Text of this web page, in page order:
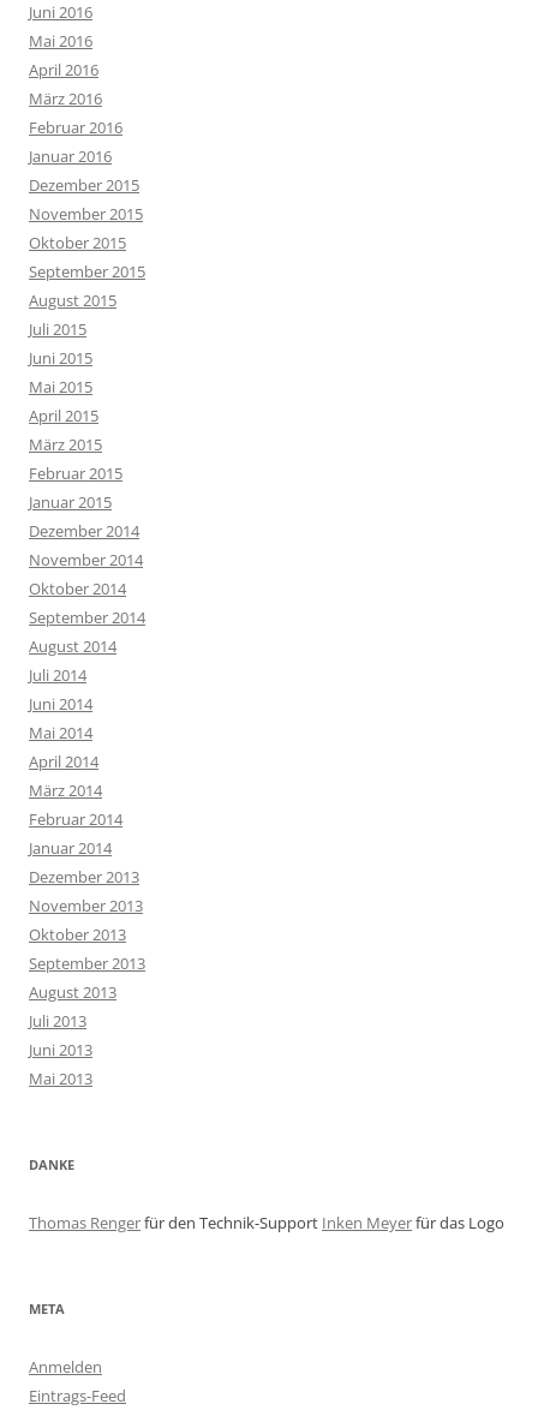
Juni 2016
Mai 2016
April 2016
März 2016
Februar 2016
Januar 2016
Dezember 2015
November 2015
Oktober 2015
September 2015
August 2015
Juli 2015
Juni 2015
Mai 2015
April 2015
März 2015
Februar 2015
Januar 2015
Dezember 2014
November 2014
Oktober 2014
September 2014
August 2014
Juli 2014
Juni 2014
Mai 2014
April 2014
März 2014
Februar 2014
Januar 2014
Dezember 2013
November 2013
Oktober 2013
September 2013
August 2013
Juli 2013
Juni 2013
Mai 2013
DANKE
Thomas Rengerfür den Technik-Support Inken Meyerfür das Logo
META
Anmelden
Eintrags-Feed